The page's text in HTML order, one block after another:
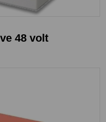
48 volt